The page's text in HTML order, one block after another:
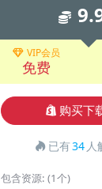
VIP会员
免费
购买下
已有34 人
包含资源: (1个)